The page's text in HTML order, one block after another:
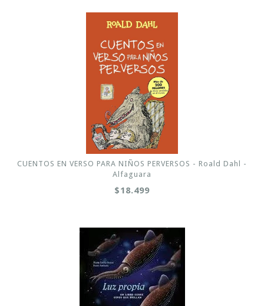
CUENTOS EN VERSO PARA NIÑOS PERVERSOS - Roald Dahl -
Alfaguara
$18.499